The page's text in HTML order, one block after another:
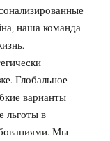
наша команда
Глобальное
варианты
льготы в
Мы